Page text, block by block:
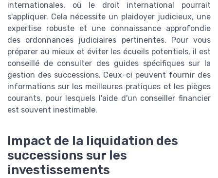
internationales, où le droit international pourrait
s'appliquer. Cela nécessite un plaidoyer judicieux, une
expertise robuste et une connaissance approfondie
des ordonnances judiciaires pertinentes. Pour vous
préparer au mieux et éviter les écueils potentiels, il est
conseillé de consulter des guides spécifiques sur la
gestion des successions. Ceux-ci peuvent fournir des
informations sur les meilleures pratiques et les pièges
courants, pour lesquels l'aide d'un conseiller financier
est souvent inestimable.
Impact de la liquidation des
successions sur les
investissements